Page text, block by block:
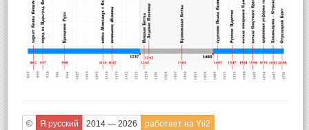
© Я русский 2014 — 2026 работает на Yii2